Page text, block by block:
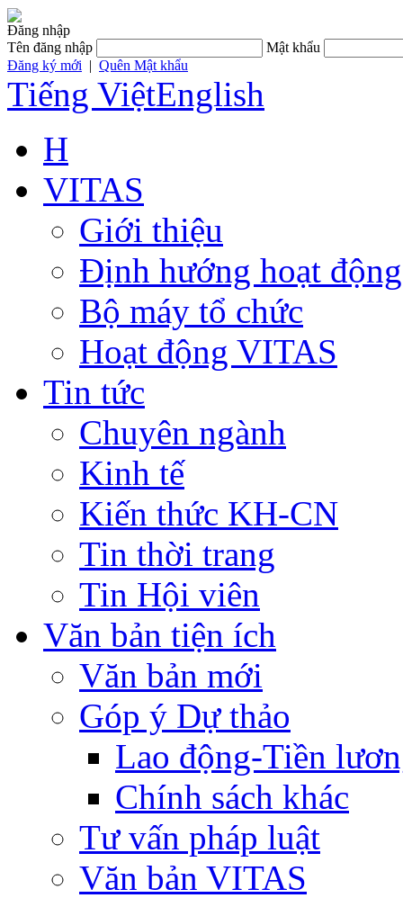
Đăng nhập
Tên đăng nhập
Mật khẩu
Đăng ký mới | Quên Mật khẩu
Tiếng ViệtEnglish
H
VITAS
Giới thiệu
Định hướng hoạt động
Bộ máy tổ chức
Hoạt động VITAS
Tin tức
Chuyên ngành
Kinh tế
Kiến thức KH-CN
Tin thời trang
Tin Hội viên
Văn bản tiện ích
Văn bản mới
Góp ý Dự thảo
Lao động-Tiền
Chính sách khác
Tư vấn pháp luật
Văn bản VITAS